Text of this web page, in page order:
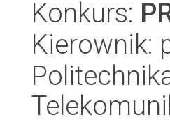
Konkurs:
Kierownik: